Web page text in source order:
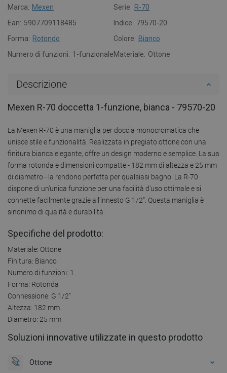
Marca: Mexen Serie: R-70
Ean: 5907709118485 Indice: 79570-20
Forma: Rotondo Colore: Bianco
Numero di funzioni: 1-funzionaleMateriale: Ottone
Descrizione
Mexen R-70 doccetta 1-funzione, bianca - 79570-20
La Mexen R-70 è una maniglia per doccia monocromatica che
unisce stile e funzionalità. Realizzata in pregiato ottone con una
finitura bianca elegante, offre un design moderno e semplice. La sua
forma rotonda e dimensioni compatte - 182 mm di altezza e 25 mm
di diametro - la rendono perfetta per qualsiasi bagno. La R-70
dispone di un’unica funzione per una facilità d'uso ottimale e si
connette facilmente grazie all'innesto G 1/2". Questa maniglia è
sinonimo di qualità e durabilità.
Specifiche del prodotto:
Materiale: Ottone
Finitura: Bianco
Numero di funzioni: 1
Forma: Rotonda
Connessione: G 1/2"
Altezza: 182 mm
Diametro: 25 mm
Soluzioni innovative utilizzate in questo prodotto
Ottone